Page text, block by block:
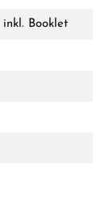
inkl. Booklet